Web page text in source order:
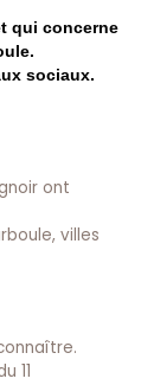
qui concerne
sociaux.
ont
villes
11